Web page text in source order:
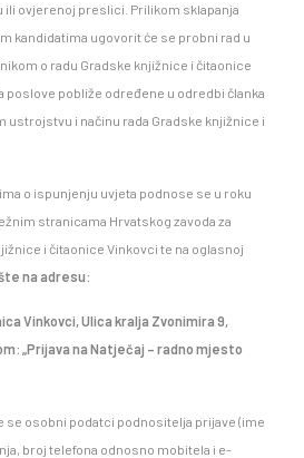
ili ovjerenoj preslici. Prilikom sklapanja
kandidatima ugovorit će se probni rad u
o radu Gradske knjižnice i čitaonice
poslove pobliže određene u odredbi članka
ustrojstvu i načinu rada Gradske knjižnice i
o ispunjenju uvjeta podnose se u roku
stranicama Hrvatskog zavoda za
i čitaonice Vinkovci te na oglasnoj
na adresu:
Vinkovci, Ulica kralja Zvonimira 9,
„Prijava na Natječaj – radno mjesto
se osobni podatci podnositelja prijave (ime
broj telefona odnosno mobitela i e-